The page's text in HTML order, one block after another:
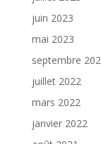
juin 2023
mai 2023
septembre
juillet 2022
mars 2022
janvier 2022